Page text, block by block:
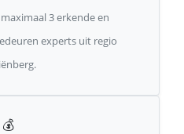
3 erkende en
experts uit regio
💰